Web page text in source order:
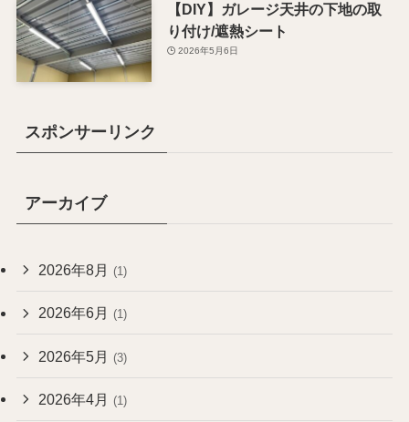
【DIY】ガレージ天井の下地の取
り付け/遮熱シート
2026年5月6日
スポンサーリンク
アーカイブ
2026年8月 (1)
2026年6月 (1)
2026年5月 (3)
2026年4月 (1)